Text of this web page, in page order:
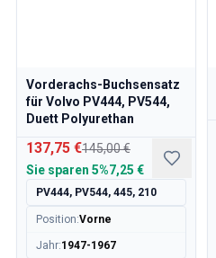
Vorderachs-Buchsensatz
für Volvo PV444, PV544,
Duett Polyurethan
137,75 €145,00 €
Sie sparen 5%7,25 €
PV444, PV544, 445, 210
Position:Vorne
Jahr:1947-1967